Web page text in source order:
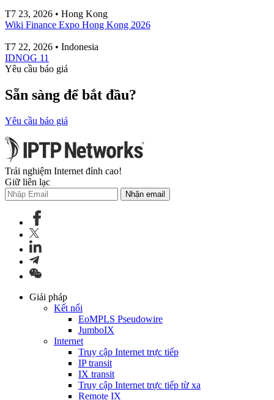
T7 23, 2026 • Hong Kong
Wiki Finance Expo Hong Kong 2026
T7 22, 2026 • Indonesia
IDNOG 11
Yêu cầu báo giá
Sẵn sàng để bắt đầu?
Yêu cầu báo giá
Trải nghiệm Internet đỉnh cao!
Giữ liên lạc
Nhận email
Giải pháp
Kết nối
EoMPLS Pseudowire
JumboIX
Internet
Truy cập Internet trực tiếp
IP transit
IX transit
Truy cập Internet trực tiếp từ xa
Remote IX